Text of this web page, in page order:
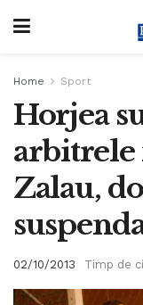
Home Sport
Horjea
arbitrele
Zalau,
02/10/2013 Timp de